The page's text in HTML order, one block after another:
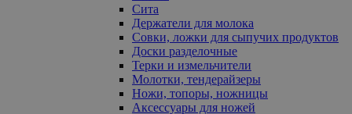
Сита
Держатели для молока
Совки, ложки для сыпучих продуктов
Доски разделочные
Терки и измельчители
Молотки, тендерайзеры
Ножи, топоры, ножницы
Аксессуары для ножей